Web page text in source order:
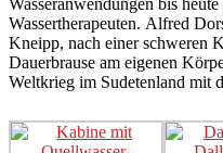
Wassertherapeuten. Alfred
Kneipp, nach einer schweren
Dauerbrause am eigenen
Weltkrieg im Sudetenland mit